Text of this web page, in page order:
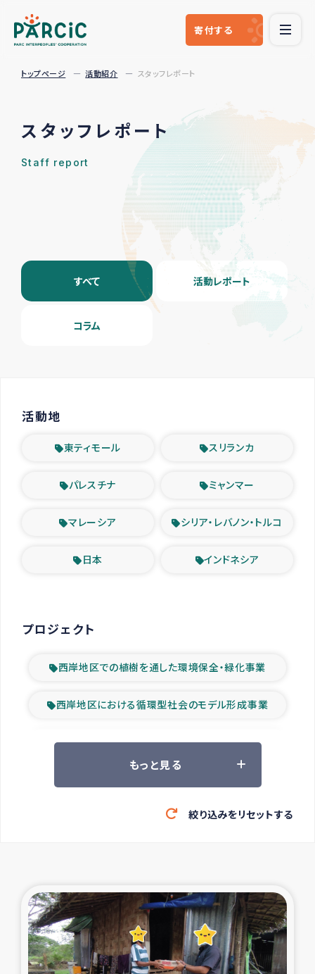
寄付する
トップページ 活動紹介 スタッフレポート
スタッフレポート
Staff report
すべて 活動レポート
コラム
活動地
東ティモール スリランカ
パレスチナ ミャンマー
マレーシア シリア・レバノン・トルコ
日本 インドネシア
プロジェクト
西岸地区での植樹を通した環境保全・緑化事業
西岸地区における循環型社会のモデル形成事業
ツアー参加者の声
緊急救援の時代
東ティモール豪雨緊急支援
大雨による洪水被災者支援
カカオ生産者支援事業
もっと見る
絞り込みをリセットする